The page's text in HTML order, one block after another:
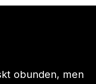
obunden, men